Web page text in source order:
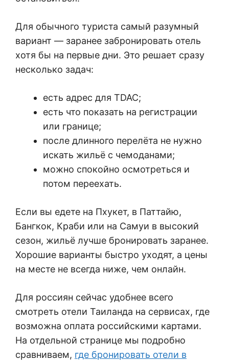
Для обычного туриста самый разумный
вариант — заранее забронировать отель
хотя бы на первые дни. Это решает сразу
несколько задач:
есть адрес для TDAC;
есть что показать на регистрации
или границе;
после длинного перелёта не нужно
искать жильё с чемоданами;
можно спокойно осмотреться и
потом переехать.
Если вы едете на Пхукет, в Паттайю,
Бангкок, Краби или на Самуи в высокий
сезон, жильё лучше бронировать заранее.
Хорошие варианты быстро уходят, а цены
на месте не всегда ниже, чем онлайн.
Для россиян сейчас удобнее всего
смотреть отели Таиланда на сервисах, где
возможна оплата российскими картами.
На отдельной странице мы подробно
сравниваем, где бронировать отели в